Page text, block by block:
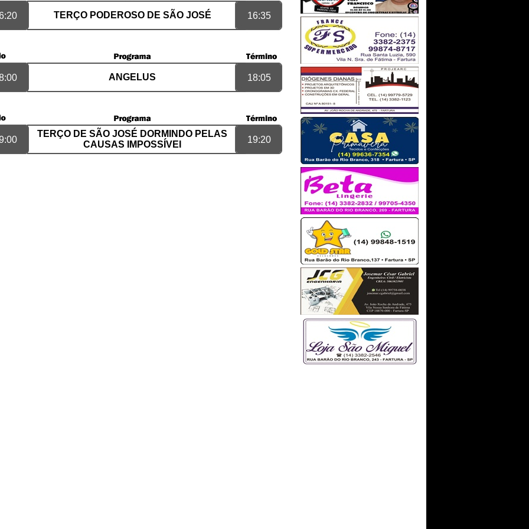
o seu programa. Estou vivendo um
propício!
TERÇO PODEROSO DE SÃO JOSÉ 16:35
ANGELUS 18:05
TERÇO DE SÃO JOSÉ DORMINDO PELAS
CAUSAS IMPOSSÍVEI
19:20